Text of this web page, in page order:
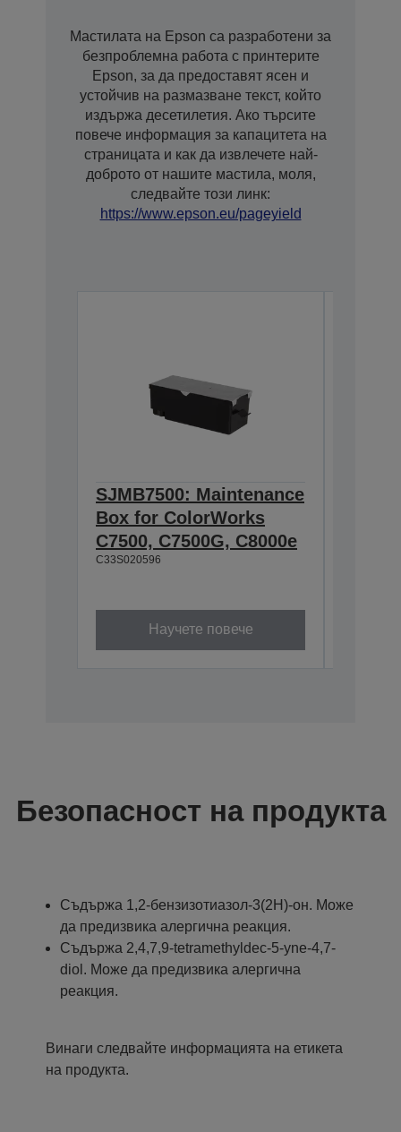
Мастилата на Epson са разработени за
безпроблемна работа с принтерите
Epson, за да предоставят ясен и
устойчив на размазване текст, който
издържа десетилетия. Ако търсите
повече информация за капацитета на
страницата и как да извлечете най-
доброто от нашите мастила, моля,
следвайте този линк:
https://www.epson.eu/pageyield
SJMB7500: Maintenance
Box for ColorWorks
C7500, C7500G, C8000e
C33S020596
Научете повече
Безопасност на продукта
Съдържа 1,2-бензизотиазол-3(2H)-oн. Може
да предизвика алергична реакция.
Съдържа 2,4,7,9-tetramethyldec-5-yne-4,7-
diol. Може да предизвика алергична
реакция.
Винаги следвайте информацията на етикета
на продукта.